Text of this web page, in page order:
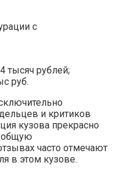
с
тысяч рублей;
руб.
и критиков
кузова прекрасно
общую
часто отмечают
в этом кузове.